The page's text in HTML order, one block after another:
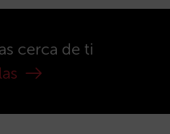
cerca de ti